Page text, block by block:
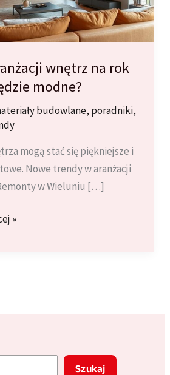
wnętrz na rok
modne?
budowlane, poradniki,
mogą stać się piękniejsze i
Nowe trendy w aranżacji
w Wieluniu […]
»
Szukaj